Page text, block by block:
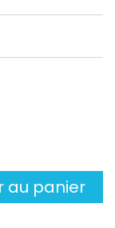
au panier